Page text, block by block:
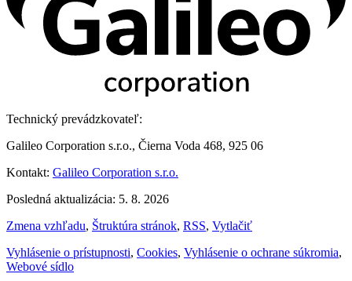
Technický prevádzkovateľ:
Galileo Corporation s.r.o., Čierna Voda 468, 925 06
Kontakt: Galileo Corporation s.r.o.
Posledná aktualizácia: 5. 8. 2026
Zmena vzhľadu, Štruktúra stránok, RSS, Vytlačiť
Vyhlásenie o prístupnosti, Cookies, Vyhlásenie o ochrane súkromia,
Webové sídlo